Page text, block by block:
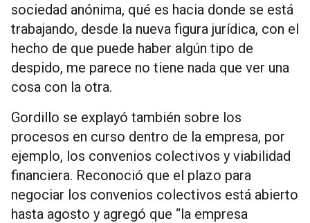
sociedad anónima, qué es hacia donde se está
trabajando, desde la nueva figura jurídica, con el
hecho de que puede haber algún tipo de
despido, me parece no tiene nada que ver una
cosa con la otra.
Gordillo se explayó también sobre los
procesos en curso dentro de la empresa, por
ejemplo, los convenios colectivos y viabilidad
financiera. Reconoció que el plazo para
negociar los convenios colectivos está abierto
hasta agosto y agregó que “la empresa